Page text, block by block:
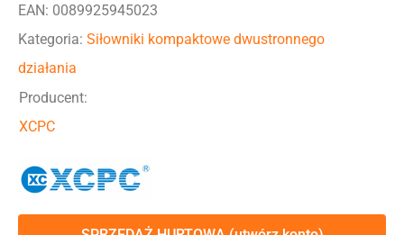
EAN: 0089925945023
Kategoria: Siłowniki kompaktowe dwustronnego
działania
Producent:
XCPC